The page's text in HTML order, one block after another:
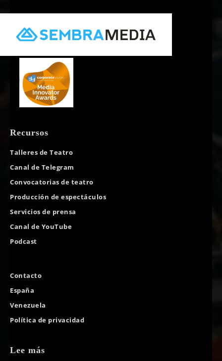
Recursos
Talleres de Teatro
Canal de Telegram
Convocatorias de teatro
Producción de espectáculos
Servicios de prensa
Canal de YouTube
Podcast
Contacto
España
Venezuela
Política de privacidad
Lee más